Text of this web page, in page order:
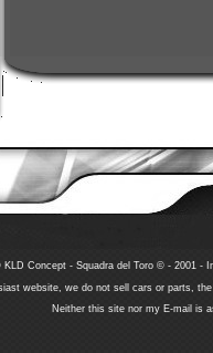
KLD Concept - Squadra del Toro © - 2001 -
website, we do not sell cars or parts,
Neither this site nor my E-mail is